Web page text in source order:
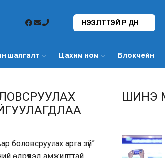
НЭЭЛТТЭЙ ҮР ДҮН
шалгалт Цахим ном Блокчейн
боловсруулах арга зүй”
өдрүүдэд амжилттай
ШИНЭ